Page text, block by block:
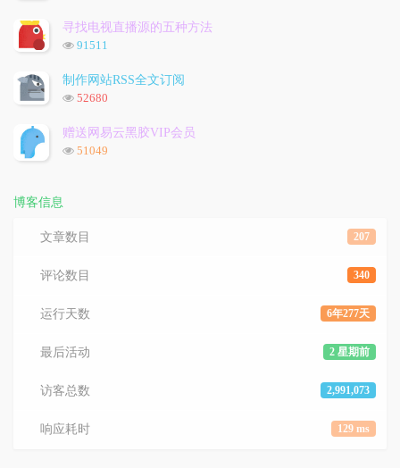
次
数:
寻找电视直播源的五种方法
浏
次
数:
91511
制作网站RSS全文订阅
浏
次
数:
52680
赠送网易云黑胶VIP会员
浏
51049
博客信息
207
文章数目
340
评论数目
6年277天
运行天数
2 星期前
最后活动
2,991,073
访客总数
129 ms
响应耗时